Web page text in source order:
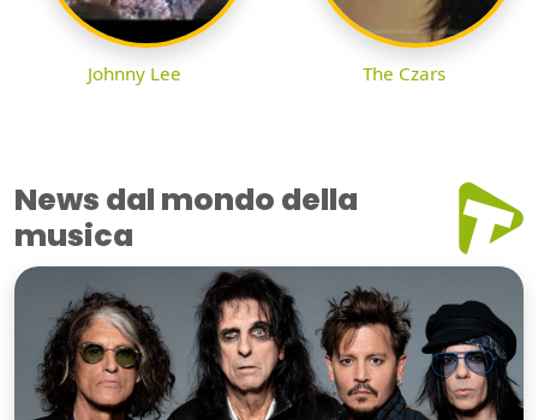
Johnny Lee The Czars
News dal mondo della
musica